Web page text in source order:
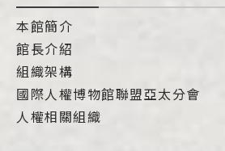
本館簡介
館長介紹
組織架構
國際人權博物館聯盟亞太分會
人權相關組織